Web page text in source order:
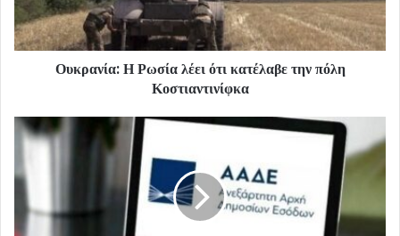
Ουκρανία: Η Ρωσία λέει ότι κατέλαβε την πόλη
Κοστιαντινίφκα